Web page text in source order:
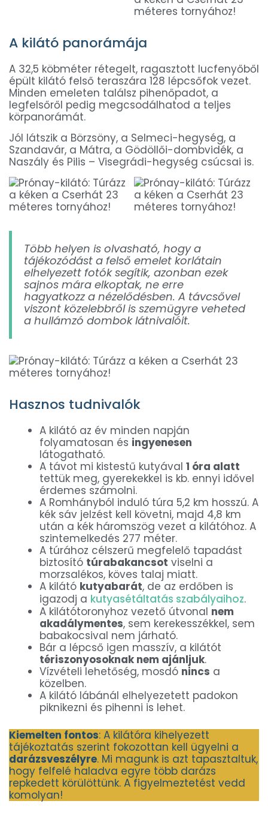
A kilátó panorámája
A 32,5 köbméter rétegelt, ragasztott lucfenyőből
épült kilátó felső teraszára 128 lépcsőfok vezet.
Minden emeleten találsz pihenőpadot, a
legfelsőről pedig megcsodálhatod a teljes
körpanorámát.
Jól látszik a Börzsöny, a Selmeci-hegység, a
Szandavár, a Mátra, a Gödöllői-dombvidék, a
Naszály és Pilis – Visegrádi-hegység csúcsai is.
Több helyen is olvasható, hogy a
tájékozódást a felső emelet korlátain
elhelyezett fotók segítik, azonban ezek
sajnos mára elkoptak, ne erre
hagyatkozz a nézelődésben. A távcsővel
viszont közelebbről is szemügyre veheted
a hullámzó dombok látnivalóit.
Hasznos tudnivalók
A kilátó az év minden napján
folyamatosan és ingyenesen
látogatható.
A távot mi kistestű kutyával 1 óra alatt
tettük meg, gyerekekkel is kb. ennyi idővel
érdemes számolni.
A Romhányból induló túra 5,2 km hosszú. A
kék sáv jelzést kell követni, majd 4,8 km
után a kék háromszög vezet a kilátóhoz. A
szintemelkedés 277 méter.
A túrához célszerű megfelelő tapadást
biztosító túrabakancsot viselni a
morzsalékos, köves talaj miatt.
A kilátó kutyabarát, de az erdőben is
igazodj a kutyasétáltatás szabályaihoz.
A kilátótoronyhoz vezető útvonal nem
akadálymentes, sem kerekesszékkel, sem
babakocsival nem járható.
Bár a lépcső igen masszív, a kilátót
tériszonyosoknak nem ajánljuk.
Vízvételi lehetőség, mosdó nincs a
közelben.
A kilátó lábánál elhelyezetett padokon
piknikezni és pihenni is lehet.
Kiemelten fontos: A kilátóra kihelyezett
tájékoztatás szerint fokozottan kell ügyelni a
darázsveszélyre. Mi magunk is azt tapasztaltuk,
hogy felfelé haladva egyre több darázs
repkedett körülöttünk. A figyelmeztetést vedd
komolyan!